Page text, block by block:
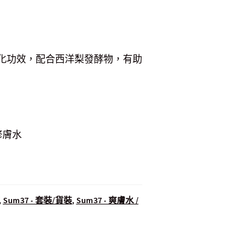
功效，配合西洋梨發酵物，有助
水
Sum37 - 套裝/貨裝, Sum37 - 爽膚水 /